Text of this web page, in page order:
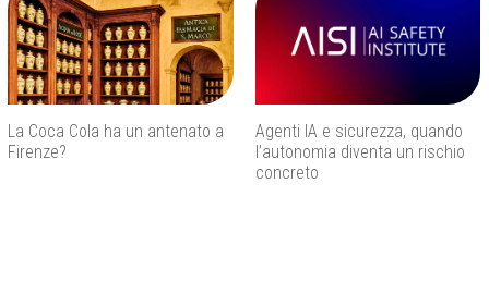
La Coca Cola ha un antenato a
Firenze?
Agenti IA e sicurezza, quando
l’autonomia diventa un rischio
concreto